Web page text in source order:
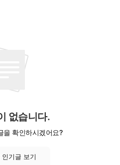
없습니다.
을 확인하시겠어요?
인기글 보기